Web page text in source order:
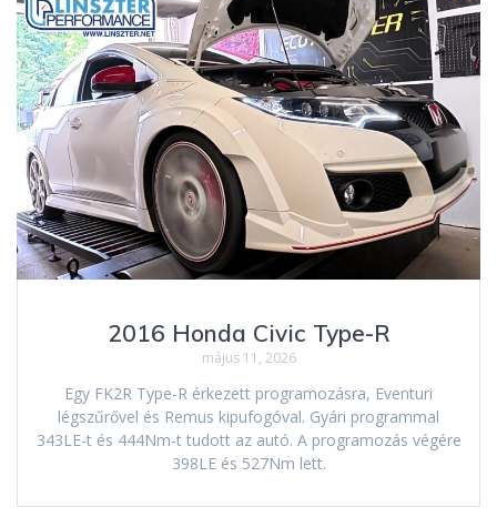
2016 Honda Civic Type-R
május 11, 2026
Egy FK2R Type-R érkezett programozásra, Eventuri
légszűrővel és Remus kipufogóval. Gyári programmal
343LE-t és 444Nm-t tudott az autó. A programozás végére
398LE és 527Nm lett.